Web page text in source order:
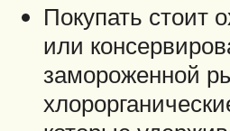
Покупать стоит
или
замороженной